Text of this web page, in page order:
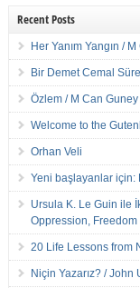
Recent Posts
Her Yanım Yangın /
Bir Demet Cemal
Özlem / M Can Guney
Welcome to the
Orhan Veli
Yeni başlayanlar için:
Ursula K. Le Guin ile
Oppression, Freedom
20 Life Lessons from
Niçin Yazarız? / John